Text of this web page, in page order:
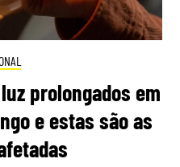
prolongados em
e estas são as